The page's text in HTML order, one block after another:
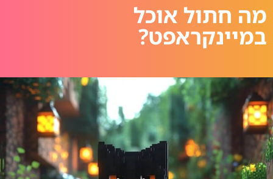
מה חתול אוכל
במיינקראפט?